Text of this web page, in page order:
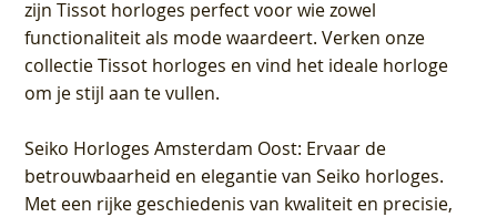
zijn Tissot horloges perfect voor wie zowel
functionaliteit als mode waardeert. Verken onze
collectie Tissot horloges en vind het ideale horloge
om je stijl aan te vullen.
Seiko Horloges Amsterdam Oost: Ervaar de
betrouwbaarheid en elegantie van Seiko horloges.
Met een rijke geschiedenis van kwaliteit en precisie,